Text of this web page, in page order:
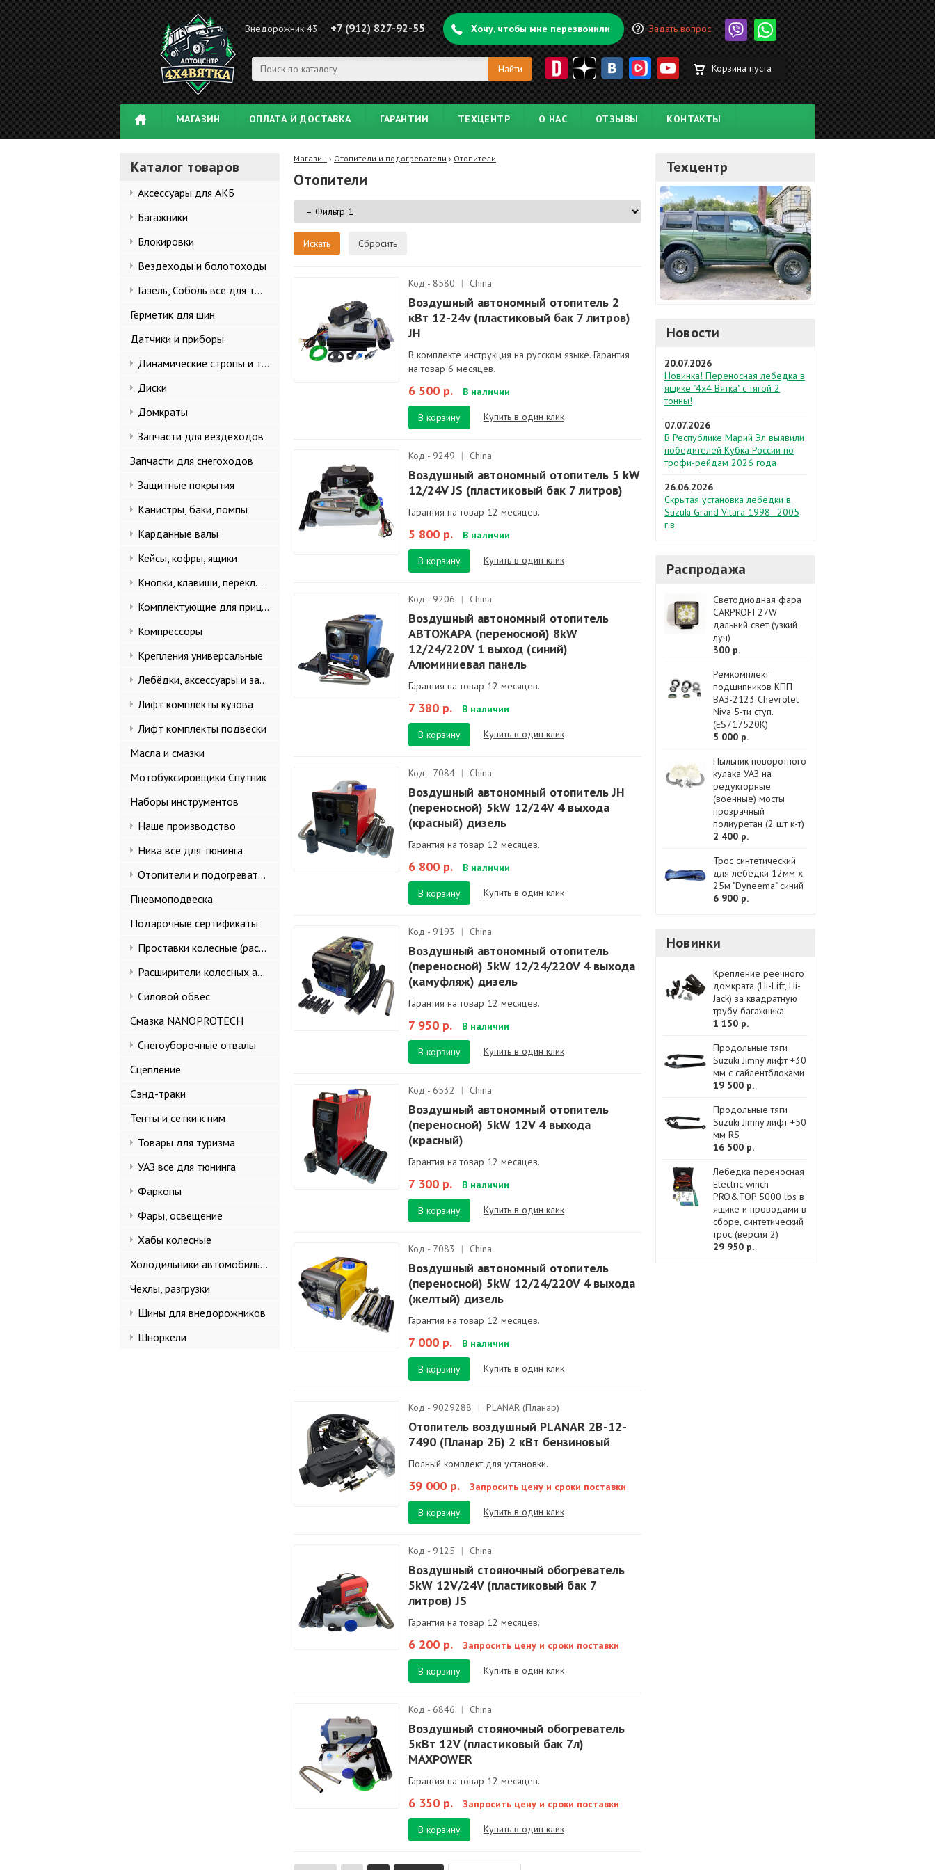
Внедорожник 43 +7 (912) 827-92-55 Хочу, чтобы мне перезвонили Задать вопрос
Корзина пуста
МАГАЗИН ОПЛАТА И ДОСТАВКА ГАРАНТИИ ТЕХЦЕНТР О НАС ОТЗЫВЫ КОНТАКТЫ
Каталог товаров
Аксессуары для АКБ
Багажники
Блокировки
Вездеходы и болотоходы
Газель, Соболь все для тюнинга
Герметик для шин
Датчики и приборы
Динамические стропы и такелаж
Диски
Домкраты
Запчасти для вездеходов
Запчасти для снегоходов
Защитные покрытия
Канистры, баки, помпы
Карданные валы
Кейсы, кофры, ящики
Кнопки, клавиши, переключатели
Комплектующие для прицепов
Компрессоры
Крепления универсальные
Лебёдки, аксессуары и запчасти
Лифт комплекты кузова
Лифт комплекты подвески
Масла и смазки
Мотобуксировщики Спутник
Наборы инструментов
Наше производство
Нива все для тюнинга
Отопители и подогреватели
Пневмоподвеска
Подарочные сертификаты
Проставки колесные (расширители колеи)
Расширители колесных арок и брызговики
Силовой обвес
Смазка NANOPROTECH
Снегоуборочные отвалы
Сцепление
Сэнд-траки
Тенты и сетки к ним
Товары для туризма
УАЗ все для тюнинга
Фаркопы
Фары, освещение
Хабы колесные
Холодильники автомобильные
Чехлы, разгрузки
Шины для внедорожников
Шноркели
Магазин › Отопители и подогреватели › Отопители
Отопители
Сбросить
Код - 8580 | China
Воздушный автономный отопитель 2
кВт 12-24v (пластиковый бак 7 литров)
JH
В комплекте инструкция на русском языке. Гарантия
на товар 6 месяцев.
6 500 р. В наличии
В корзину Купить в один клик
Код - 9249 | China
Воздушный автономный отопитель 5 kW
12/24V JS (пластиковый бак 7 литров)
Гарантия на товар 12 месяцев.
5 800 р. В наличии
В корзину Купить в один клик
Код - 9206 | China
Воздушный автономный отопитель
АВТОЖАРА (переносной) 8kW
12/24/220V 1 выход (синий)
Алюминиевая панель
Гарантия на товар 12 месяцев.
7 380 р. В наличии
В корзину Купить в один клик
Код - 7084 | China
Воздушный автономный отопитель JH
(переносной) 5kW 12/24V 4 выхода
(красный) дизель
Гарантия на товар 12 месяцев.
6 800 р. В наличии
В корзину Купить в один клик
Код - 9193 | China
Воздушный автономный отопитель
(переносной) 5kW 12/24/220V 4 выхода
(камуфляж) дизель
Гарантия на товар 12 месяцев.
7 950 р. В наличии
В корзину Купить в один клик
Код - 6532 | China
Воздушный автономный отопитель
(переносной) 5kW 12V 4 выхода
(красный)
Гарантия на товар 12 месяцев.
7 300 р. В наличии
В корзину Купить в один клик
Код - 7083 | China
Воздушный автономный отопитель
(переносной) 5kW 12/24/220V 4 выхода
(желтый) дизель
Гарантия на товар 12 месяцев.
7 000 р. В наличии
В корзину Купить в один клик
Код - 9029288 | PLANAR (Планар)
Отопитель воздушный PLANAR 2B-12-
7490 (Планар 2Б) 2 кВт бензиновый
Полный комплект для установки.
39 000 р. Запросить цену и сроки поставки
В корзину Купить в один клик
Код - 9125 | China
Воздушный стояночный обогреватель
5kW 12V/24V (пластиковый бак 7
литров) JS
Гарантия на товар 12 месяцев.
6 200 р. Запросить цену и сроки поставки
В корзину Купить в один клик
Код - 6846 | China
Воздушный стояночный обогреватель
5кВт 12V (пластиковый бак 7л)
MAXPOWER
Гарантия на товар 12 месяцев.
6 350 р. Запросить цену и сроки поставки
В корзину Купить в один клик
Техцентр
Новости
20.07.2026
Новинка! Переносная лебедка в
ящике "4х4 Вятка" с тягой 2
тонны!
07.07.2026
В Республике Марий Эл выявили
победителей Кубка России по
трофи-рейдам 2026 года
26.06.2026
Скрытая установка лебедки в
Suzuki Grand Vitara 1998–2005
г.в
Распродажа
Светодиодная фара
CARPROFI 27W
дальний свет (узкий
луч)
300 р.
Ремкомплект
подшипников КПП
ВАЗ-2123 Chevrolet
Niva 5-ти ступ.
(ES717520K)
5 000 р.
Пыльник поворотного
кулака УАЗ на
редукторные
(военные) мосты
прозрачный
полиуретан (2 шт к-т)
2 400 р.
Трос синтетический
для лебедки 12мм x
25м "Dyneema" синий
6 900 р.
Новинки
Крепление реечного
домкрата (Hi-Lift, Hi-
Jack) за квадратную
трубу багажника
1 150 р.
Продольные тяги
Suzuki Jimny лифт +30
мм с сайлентблоками
19 500 р.
Продольные тяги
Suzuki Jimny лифт +50
мм RS
16 500 р.
Лебедка переносная
Electric winch
PRO&TOP 5000 lbs в
ящике и проводами в
сборе, синтетический
трос (версия 2)
29 950 р.